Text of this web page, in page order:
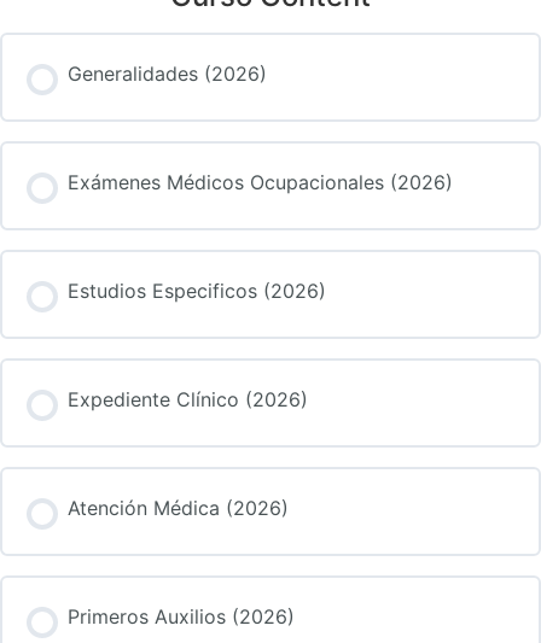
Generalidades (2026)
Exámenes Médicos Ocupacionales (2026)
Estudios Especificos (2026)
Expediente Clínico (2026)
Atención Médica (2026)
Primeros Auxilios (2026)